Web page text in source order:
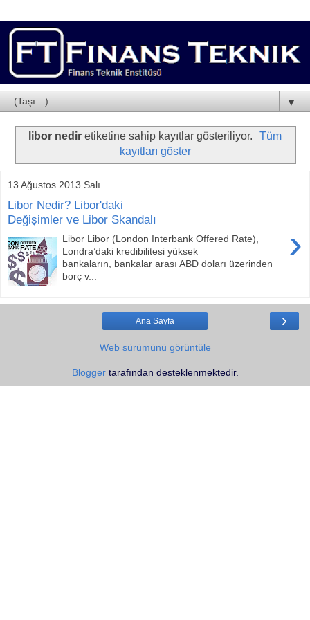
▼
libor nediretiketine sahip kayıtlar gösteriliyor.
Tüm
kayıtları göster
13 Ağustos 2013 Salı
Libor Nedir? Libor'daki
Değişimler ve Libor Skandalı
›
Libor Libor (London Interbank Offered Rate),
Londra’daki kredibilitesi yüksek
bankaların, bankalar arası ABD doları üzerinden
borç v...
›
Ana Sayfa
Web sürümünü görüntüle
Bloggertarafından desteklenmektedir.